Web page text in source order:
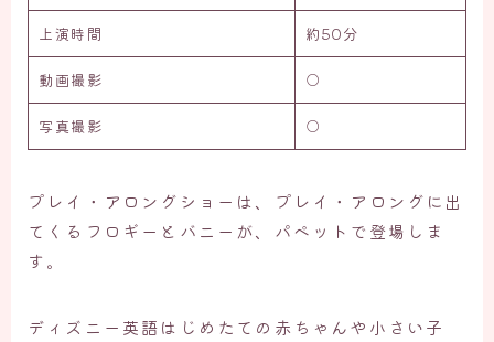
上演時間 約50分
動画撮影 ○
写真撮影 ○
プレイ・アロングショーは、プレイ・アロングに出
てくるフロギーとバニーが、パペットで登場しま
す。
ディズニー英語はじめたての赤ちゃんや小さい子